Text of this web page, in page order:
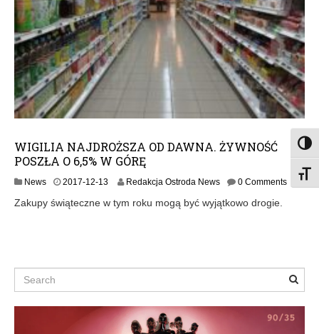
WIGILIA NAJDROŻSZA OD DAWNA. ŻYWNOŚĆ
POSZŁA O 6,5% W GÓRĘ
News 2017-12-13 Redakcja Ostroda News 0 Comments
Zakupy świąteczne w tym roku mogą być wyjątkowo drogie.
Search